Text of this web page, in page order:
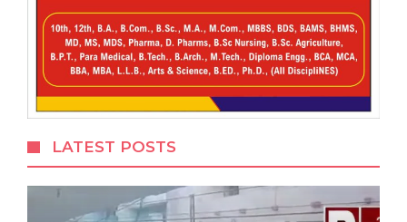
LATEST POSTS